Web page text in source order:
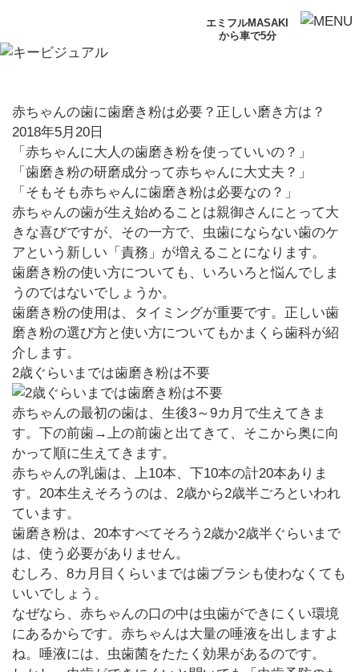
エミフルMASAKI
から車で5分
赤ちゃんの歯に歯磨き粉は必要？正しい磨き方は？
2018年5月20日
「赤ちゃんに大人の歯磨き粉を使っていいの？」
「歯磨き粉の研磨成分って赤ちゃんに大丈夫？」
「そもそも赤ちゃんに歯磨き粉は必要なの？」
赤ちゃんの歯が生え始めることは親御さんにとって大
きな喜びですが、その一方で、虫歯にならない歯のケ
アという新しい「責務」が増えることになります。
歯磨き粉の使い方についても、いろいろと悩んでしま
うのではないでしょうか。
歯磨き粉の使用は、タイミングが重要です。正しい歯
磨き粉の選び方と使い方についてもかまくら歯科が紹
介します。
2歳ぐらいまでは歯磨き粉は不要
赤ちゃんの最初の歯は、生後3～9カ月で生えてきま
す。下の前歯→上の前歯と出てきて、そこから奥に向
かって順に生えてきます。
赤ちゃんの乳歯は、上10本、下10本の計20本ありま
す。20本生えそろうのは、2歳から2歳半ごろといわれ
ています。
歯磨き粉は、20本すべてそろう2歳か2歳半ぐらいまで
は、使う必要がありません。
むしろ、8カ月目くらいまでは歯ブラシも使わなくても
いいでしょう。
なぜなら、赤ちゃんの口の中は虫歯ができにくい環境
にあるからです。赤ちゃんは大量の唾液を出しますよ
ね。唾液には、虫歯菌をたたく効果があるのです。